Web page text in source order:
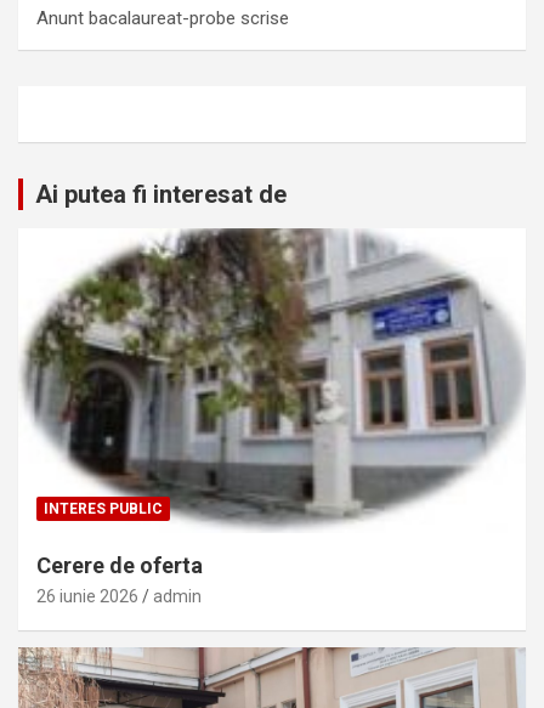
Anunt bacalaureat-probe scrise
Ai putea fi interesat de
INTERES PUBLIC
Cerere de oferta
26 iunie 2026 admin